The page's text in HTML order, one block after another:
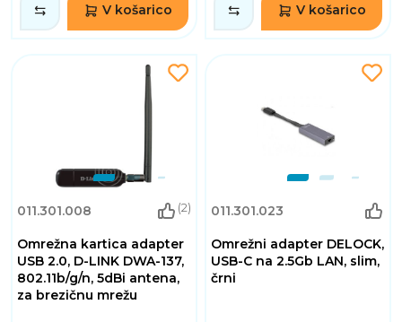
V košarico V košarico
011.301.008 (2)
Omrežna kartica adapter
USB 2.0, D-LINK DWA-137,
802.11b/g/n, 5dBi antena,
za brezičnu mrežu
011.301.023
Omrežni adapter DELOCK,
USB-C na 2.5Gb LAN, slim,
črni